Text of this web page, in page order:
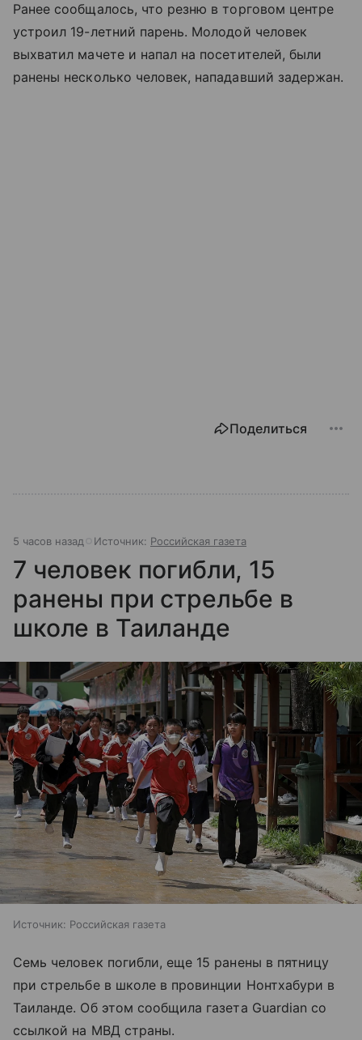
Ранее сообщалось, что резню в торговом центре
устроил 19-летний парень. Молодой человек
выхватил мачете и напал на посетителей, были
ранены несколько человек, нападавший задержан.
Поделиться
5 часов назад Источник: Российская газета
7 человек погибли, 15
ранены при стрельбе в
школе в Таиланде
Источник: Российская газета
Семь человек погибли, еще 15 ранены в пятницу
при стрельбе в школе в провинции Нонтхабури в
Таиланде. Об этом сообщила газета Guardian со
ссылкой на МВД страны.